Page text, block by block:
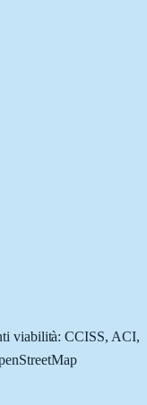
viabilità: CCISS, ACI,